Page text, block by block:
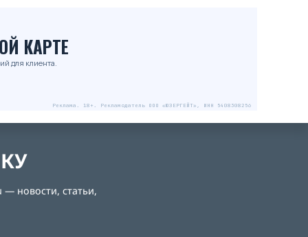
КАРТЕ
для клиента.
Реклама. 18+. Рекламодатель ООО «ЮЗЕРГЕЙТ», ИНН 5408308256
новости, статьи,